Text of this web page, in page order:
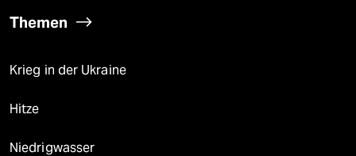
Themen
Krieg in der Ukraine
Hitze
Niedrigwasser